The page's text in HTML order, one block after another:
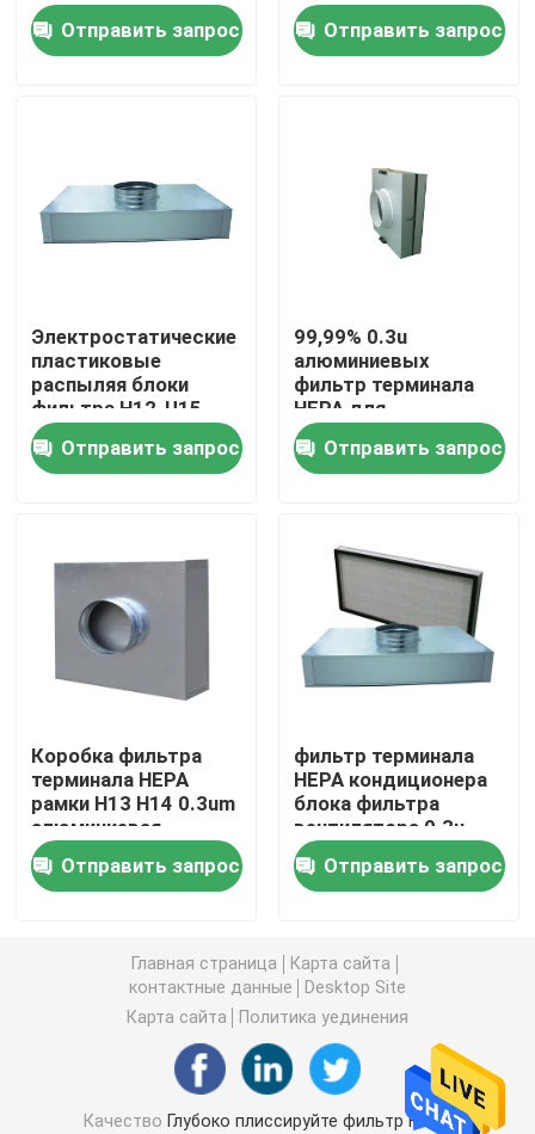
Видео
Путешествие фабрики
Спросите цитату
Глубоко плиссируйте фильтр HEPA
Блок FFU
Воздушный фильтр будочки краски
Воздушный фильтр HEPA
Воздушный фильтр HVAC
Фильтр уплотнения HEPA геля
Высокотемпературный фильтр HEPA
V фильтр банка
HEPA класса 304 для
чистой комнаты
Отправить запрос
Отправить запрос
Электростатические
пластиковые
распыляя блоки
фильтра H12-U15
терминала HEPA
Отправить запрос
99,99% 0.3u
алюминиевых
фильтр терминала
HEPA для
кондиционирования
воздуха
Отправить запрос
Коробка фильтра
терминала HEPA
рамки H13 H14 0.3um
алюминиевая
складывая для
чистой комнаты
Отправить запрос
фильтр терминала
HEPA кондиционера
блока фильтра
вентилятора 0.3u
для комнаты
лаборатории чистой
Отправить запрос
Главная страница
Карта сайта
контактные данные
Desktop Site
Карта сайта
Политика уединения
Качество Глубоко плиссируйте фильтр HEPA